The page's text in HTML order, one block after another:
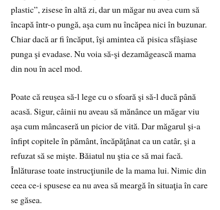
plastic”, zisese în altă zi, dar un măgar nu avea cum să
încapă într-o pungă, aşa cum nu încăpea nici în buzunar.
Chiar dacă ar fi încăput, îşi amintea că pisica sfâşiase
punga şi evadase. Nu voia să-şi dezamăgească mama
din nou în acel mod.
Poate că reuşea să-l lege cu o sfoară şi să-l ducă până
acasă. Sigur, câinii nu aveau să mănânce un măgar viu
aşa cum mâncaseră un picior de vită. Dar măgarul şi-a
înfipt copitele în pământ, încăpăţânat ca un catâr, şi a
refuzat să se mişte. Băiatul nu ştia ce să mai facă.
Înlăturase toate instrucţiunile de la mama lui. Nimic din
ceea ce-i spusese ea nu avea să meargă în situaţia în care
se găsea.